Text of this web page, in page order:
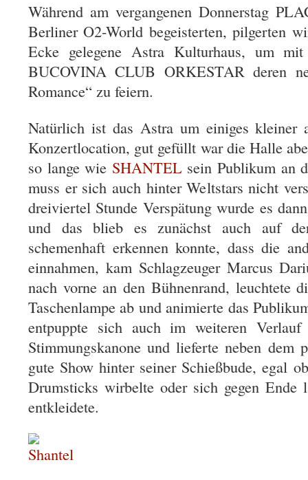
Während am vergangenen Donnerstag
Berliner O2-World begeisterten, pilgerten
Ecke gelegene Astra Kulturhaus, um
BUCOVINA CLUB ORKESTAR deren
Romance“ zu feiern.
Natürlich ist das Astra um einiges kleiner
Konzertlocation, gut gefüllt war die Halle
so lange wie SHANTELsein Publikum an
muss er sich auch hinter Weltstars nicht
dreiviertel Stunde Verspätung wurde es
und das blieb es zunächst auch auf
schemenhaft erkennen konnte, dass die
einnahmen, kam Schlagzeuger Marcus
nach vorne an den Bühnenrand, leuchtete
Taschenlampe ab und animierte das
entpuppte sich auch im weiteren
Stimmungskanone und lieferte neben dem
gute Show hinter seiner Schießbude, egal
Drumsticks wirbelte oder sich gegen Ende
entkleidete.